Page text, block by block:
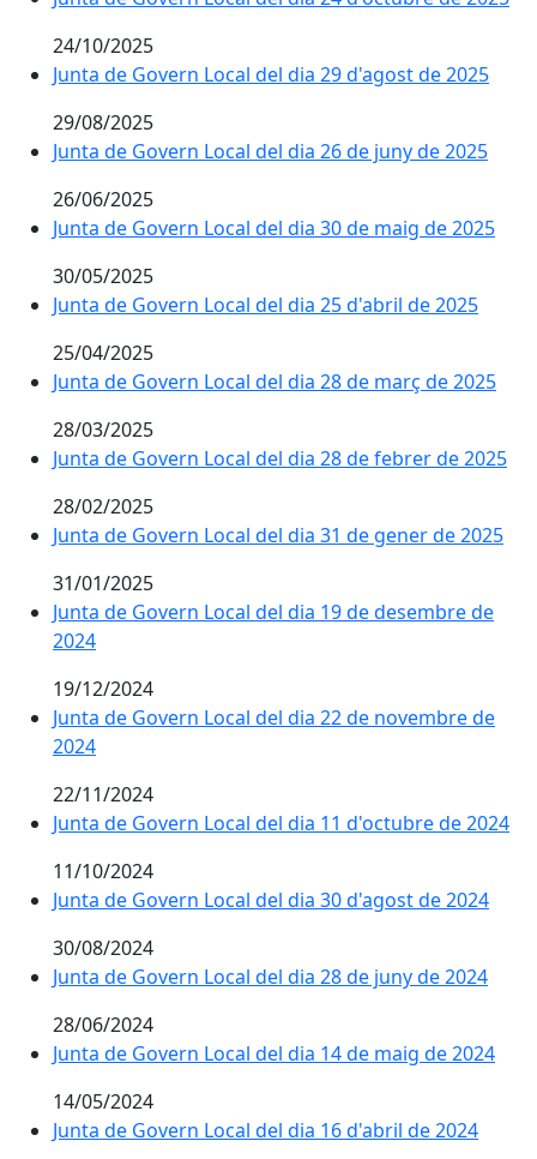
24/10/2025
Junta de Govern Local del dia 29 d'agost de 2025
29/08/2025
Junta de Govern Local del dia 26 de juny de 2025
26/06/2025
Junta de Govern Local del dia 30 de maig de 2025
30/05/2025
Junta de Govern Local del dia 25 d'abril de 2025
25/04/2025
Junta de Govern Local del dia 28 de març de 2025
28/03/2025
Junta de Govern Local del dia 28 de febrer de 2025
28/02/2025
Junta de Govern Local del dia 31 de gener de 2025
31/01/2025
Junta de Govern Local del dia 19 de desembre de
2024
19/12/2024
Junta de Govern Local del dia 22 de novembre de
2024
22/11/2024
Junta de Govern Local del dia 11 d'octubre de 2024
11/10/2024
Junta de Govern Local del dia 30 d'agost de 2024
30/08/2024
Junta de Govern Local del dia 28 de juny de 2024
28/06/2024
Junta de Govern Local del dia 14 de maig de 2024
14/05/2024
Junta de Govern Local del dia 16 d'abril de 2024